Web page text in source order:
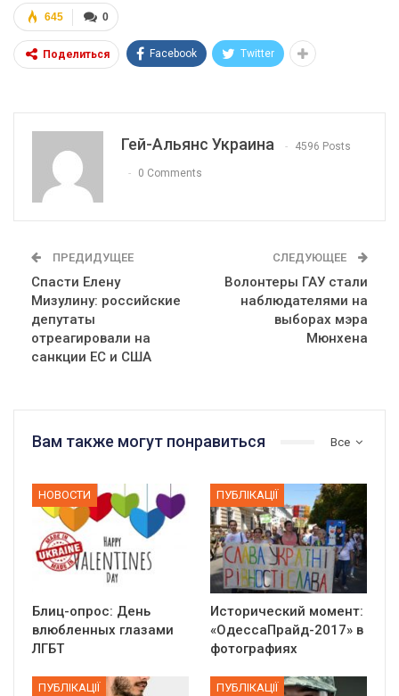
0
645
Поделиться Facebook Twitter
Гей-Альянс Украина 4596 Posts
0 Comments
ПРЕДИДУЩЕЕ
Спасти Елену
Мизулину: российские
депутаты
отреагировали на
санкции ЕС и США
СЛЕДУЮЩЕЕ
Волонтеры ГАУ стали
наблюдателями на
выборах мэра
Мюнхена
Все
Вам также могут понравиться
НОВОСТИ
Блиц-опрос: День
влюбленных глазами
ЛГБТ
ПУБЛІКАЦІЇ
Исторический момент:
«ОдессаПрайд-2017» в
фотографиях
ПУБЛІКАЦІЇ ПУБЛІКАЦІЇ